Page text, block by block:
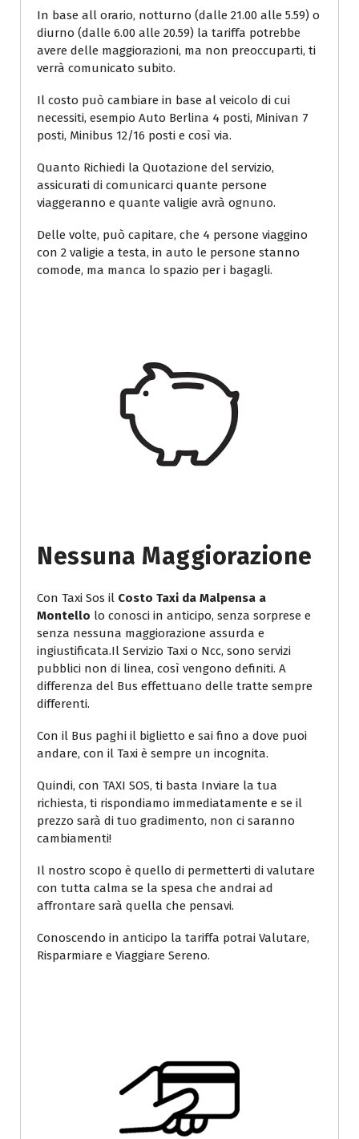
In base all orario, notturno (dalle 21.00 alle 5.59) o
diurno (dalle 6.00 alle 20.59) la tariffa potrebbe
avere delle maggiorazioni, ma non preoccuparti, ti
verrà comunicato subito.
Il costo può cambiare in base al veicolo di cui
necessiti, esempio Auto Berlina 4 posti, Minivan 7
posti, Minibus 12/16 posti e così via.
Quanto Richiedi la Quotazione del servizio,
assicurati di comunicarci quante persone
viaggeranno e quante valigie avrà ognuno.
Delle volte, può capitare, che 4 persone viaggino
con 2 valigie a testa, in auto le persone stanno
comode, ma manca lo spazio per i bagagli.
Nessuna Maggiorazione
Con Taxi Sos il Costo Taxi da Malpensa a
Montello lo conosci in anticipo, senza sorprese e
senza nessuna maggiorazione assurda e
ingiustificata.Il Servizio Taxi o Ncc, sono servizi
pubblici non di linea, così vengono definiti. A
differenza del Bus effettuano delle tratte sempre
differenti.
Con il Bus paghi il biglietto e sai fino a dove puoi
andare, con il Taxi è sempre un incognita.
Quindi, con TAXI SOS, ti basta Inviare la tua
richiesta, ti rispondiamo immediatamente e se il
prezzo sarà di tuo gradimento, non ci saranno
cambiamenti!
Il nostro scopo è quello di permetterti di valutare
con tutta calma se la spesa che andrai ad
affrontare sarà quella che pensavi.
Conoscendo in anticipo la tariffa potrai Valutare,
Risparmiare e Viaggiare Sereno.